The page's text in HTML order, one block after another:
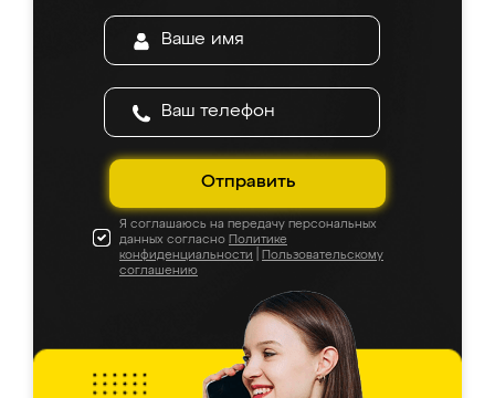
Отправить
Я соглашаюсь на передачу персональных
данных согласно Политике
конфиденциальности
Пользовательскому
соглашению